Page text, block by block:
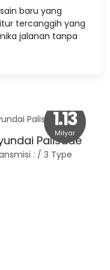
baru yang
tercanggih yang
jalanan tanpa
1.13
Milyar
Palisade
: / 3 Type